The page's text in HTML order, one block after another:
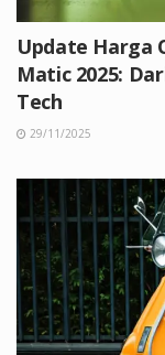
Update Harga
Matic 2025:
Tech
29/11/2025